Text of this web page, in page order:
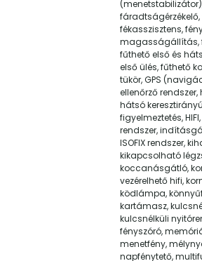
fáradtságérzékelő,
fékasszisztens,
magasságállítás,
fűthető első és
első ülés, fűthető
tükör, GPS
ellenőrző
hátsó
figyelmeztetés,
rendszer,
ISOFIX rendszer,
kikapcsolható
koccanásgátló,
vezérelhető hifi,
ködlámpa,
kartámasz,
kulcsnélküli
fényszóró,
menetfény,
napfénytető,